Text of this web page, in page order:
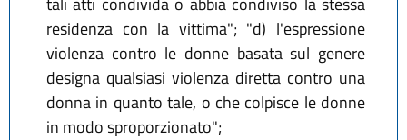
residenza con la vittima"; "d) l'espressione
violenza contro le donne basata sul genere
designa qualsiasi violenza diretta contro una
donna in quanto tale, o che colpisce le donne
in modo sproporzionato";